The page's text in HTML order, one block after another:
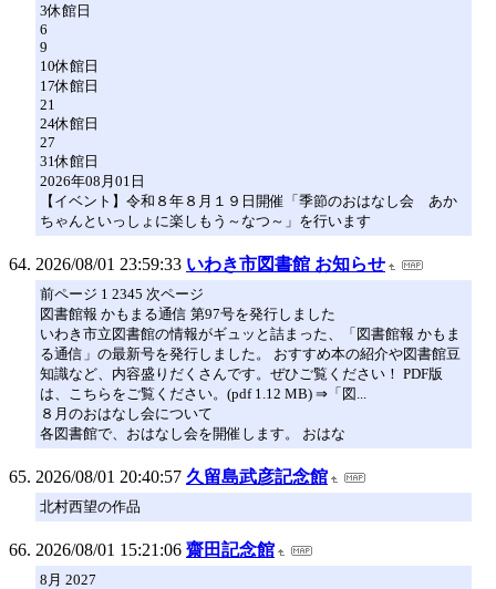
3休館日
6
9
10休館日
17休館日
21
24休館日
27
31休館日
2026年08月01日
【イベント】令和８年８月１９日開催「季節のおはなし会 あか
ちゃんといっしょに楽しもう～なつ～」を行います
2026/08/01 23:59:33 いわき市図書館 お知らせ
前ページ 1 2345 次ページ
図書館報 かもまる通信 第97号を発行しました
いわき市立図書館の情報がギュッと詰まった、「図書館報 かもま
る通信」の最新号を発行しました。 おすすめ本の紹介や図書館豆
知識など、内容盛りだくさんです。ぜひご覧ください！ PDF版
は、こちらをご覧ください。(pdf 1.12 MB) ⇒「図...
８月のおはなし会について
各図書館で、おはなし会を開催します。 おはな
2026/08/01 20:40:57 久留島武彦記念館
北村西望の作品
2026/08/01 15:21:06 齋田記念館
8月 2027